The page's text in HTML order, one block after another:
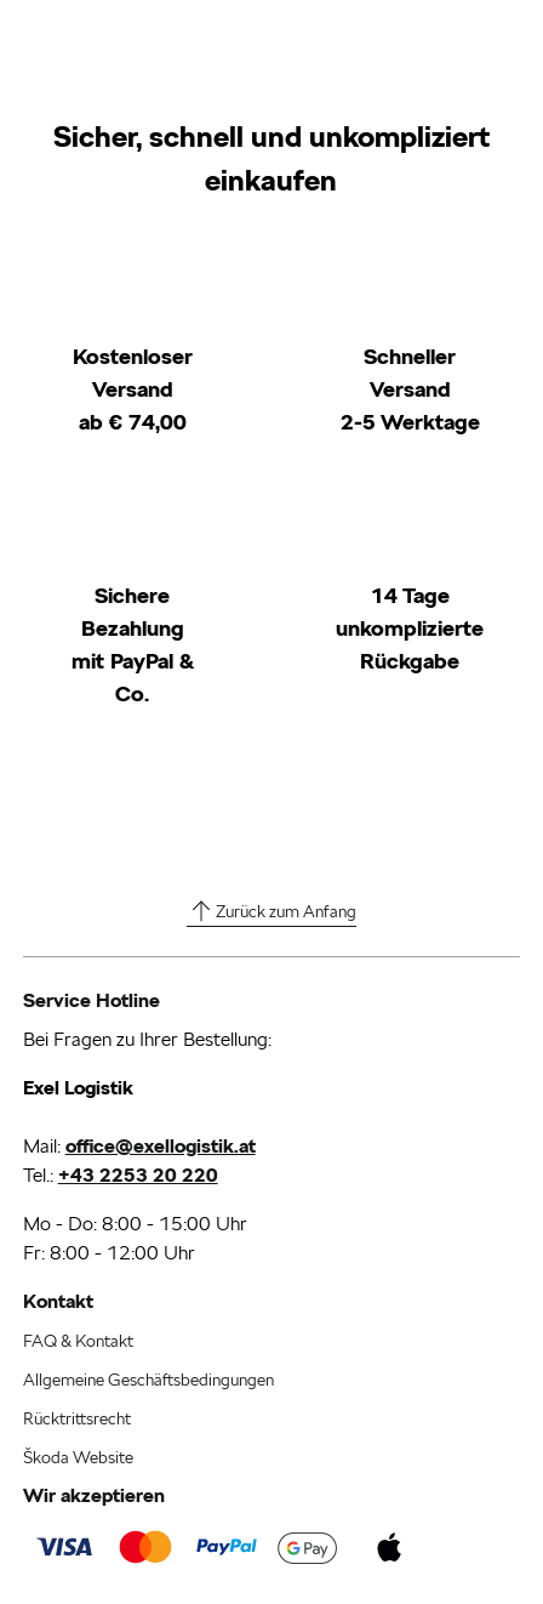
Sicher, schnell und unkompliziert
einkaufen
Kostenloser
Versand
ab € 74,00
Schneller
Versand
2-5 Werktage
Sichere
Bezahlung
mit PayPal &
Co.
14 Tage
unkomplizierte
Rückgabe
Zurück zum Anfang
Service Hotline
Bei Fragen zu Ihrer Bestellung:
Exel Logistik
Mail: office@exellogistik.at
Tel.: +43 2253 20 220
Mo - Do: 8:00 - 15:00 Uhr
Fr: 8:00 - 12:00 Uhr
Kontakt
FAQ & Kontakt
Allgemeine Geschäftsbedingungen
Rücktrittsrecht
Škoda Website
Wir akzeptieren